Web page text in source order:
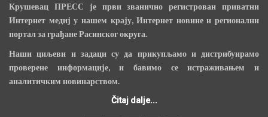
Крушевац ПРЕСС је први званично регистрован приватни
Интернет медиј у нашем крају, Интернет новине и регионални
портал за грађане Расинског округа.
Наши циљеви и задаци су да прикупљамо и дистрибуирамо
проверене информације, и бавимо се истраживањем и
аналитичким новинарством.
Čitaj dalje...